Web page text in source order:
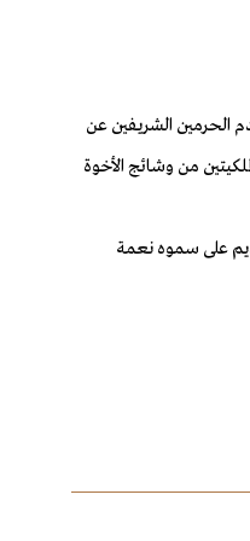
الحرمين الشريفين عن
من وشائج الأخوة
على سموه نعمة